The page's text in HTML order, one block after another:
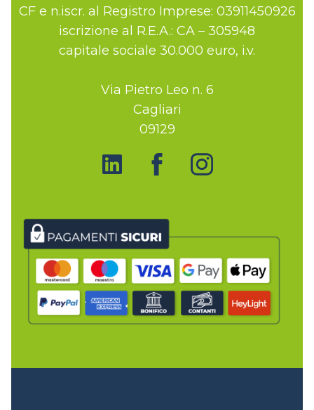
CF e n.iscr. al Registro Imprese: 03911450926
iscrizione al R.E.A.: CA – 305948
capitale sociale 30.000 euro, i.v.
Via Pietro Leo n. 6
Cagliari
09129